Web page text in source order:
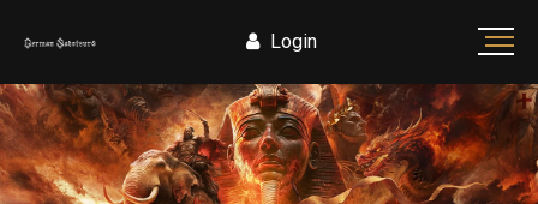
Login